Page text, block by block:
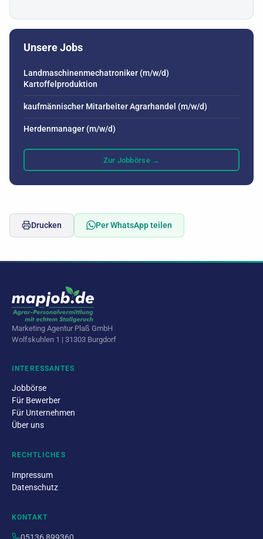
Unsere Jobs
Landmaschinenmechatroniker (m/w/d)
Kartoffelproduktion
kaufmännischer Mitarbeiter Agrarhandel (m/w/d)
Herdenmanager (m/w/d)
Zur Jobbörse →
Drucken Per WhatsApp teilen
Marketing Agentur Plaß GmbH
Wolfskuhlen 1 | 31303 Burgdorf
INTERESSANTES
Jobbörse
Für Bewerber
Für Unternehmen
Über uns
RECHTLICHES
Impressum
Datenschutz
KONTAKT